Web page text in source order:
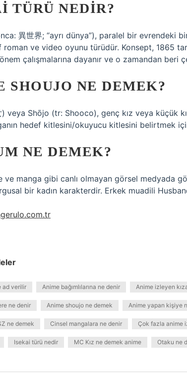
TÜRÜ NEDIR?
異世界; “ayrı dünya”), paralel bir evrendeki
roman ve video oyunu türüdür. Konsept, 1865
çalışmalarına dayanır ve o zamandan
SHOUJO NE DEMEK?
) veya Shōjo (tr: Shooco), genç kız veya küçük
hedef kitlesini/okuyucu kitlesini belirtmek
NE DEMEK?
ve manga gibi canlı olmayan görsel medyada
bir kadın karakterdir. Erkek muadili
ad verilir Anime bağımlılarına ne denir Anime izleyen
ne denir Anime shoujo ne demek Anime yapan kişiye
ne demek Cinsel mangalara ne denir Çok fazla anime
Isekai türü nedir MC Kız ne demek anime Otaku ne